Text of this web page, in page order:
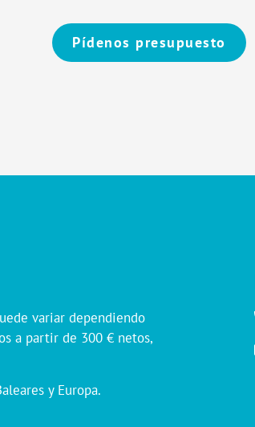
Pídenos presupuesto
variar dependiendo
a partir de 300 € netos,
y Europa.